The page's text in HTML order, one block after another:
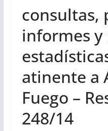
consultas,
informes
atinente a
Fuego –
248/14